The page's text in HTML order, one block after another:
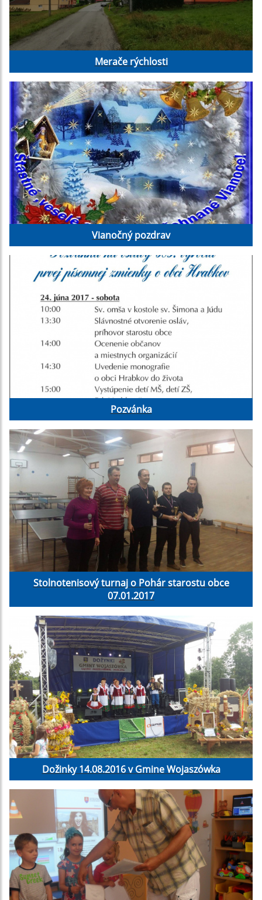
Merače rýchlosti
Vianočný pozdrav
Pozvánka
Stolnotenisový turnaj o Pohár starostu obce
07.01.2017
Dožinky 14.08.2016 v Gmine Wojaszówka